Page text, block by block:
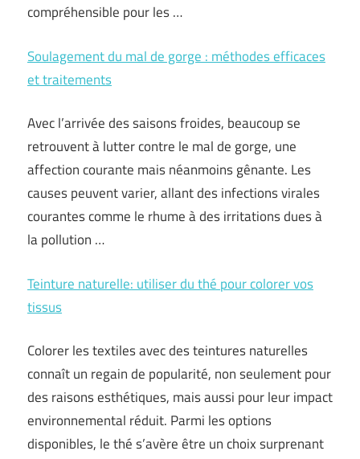
compréhensible pour les …
Soulagement du mal de gorge : méthodes efficaces
et traitements
Avec l’arrivée des saisons froides, beaucoup se
retrouvent à lutter contre le mal de gorge, une
affection courante mais néanmoins gênante. Les
causes peuvent varier, allant des infections virales
courantes comme le rhume à des irritations dues à
la pollution …
Teinture naturelle: utiliser du thé pour colorer vos
tissus
Colorer les textiles avec des teintures naturelles
connaît un regain de popularité, non seulement pour
des raisons esthétiques, mais aussi pour leur impact
environnemental réduit. Parmi les options
disponibles, le thé s’avère être un choix surprenant